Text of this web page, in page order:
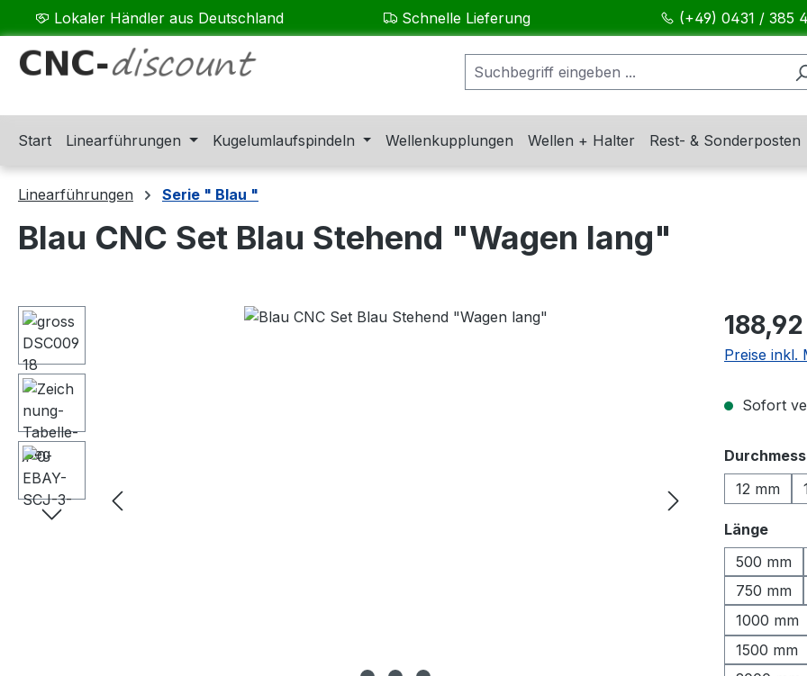
Hauptinhalt springen
Zur Suche springen
Zur Hauptnavigation springen
Lokaler Händler aus Deutschland Schnelle Lieferung (+49) 0431 / 385
Start Linearführungen Kugelumlaufspindeln Wellenkupplungen Wellen + Halter Rest- & Sonderposten
Linearführungen Serie " Blau "
Blau CNC Set Blau Stehend "Wagen lang"
Bildergalerie überspringen Regulärer
Preise inkl.
Sofort
12 mm
Länge
500 mm
750 mm
1000 mm
1500 mm